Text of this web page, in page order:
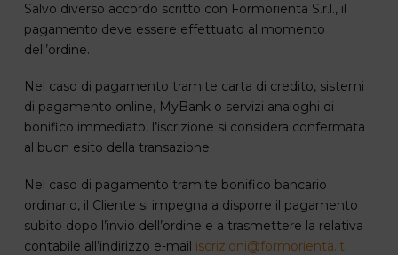
Salvo diverso accordo scritto con Formorienta S.r.l., il
pagamento deve essere effettuato al momento
dell’ordine.
Nel caso di pagamento tramite carta di credito, sistemi
di pagamento online, MyBank o servizi analoghi di
bonifico immediato, l’iscrizione si considera confermata
al buon esito della transazione.
Nel caso di pagamento tramite bonifico bancario
ordinario, il Cliente si impegna a disporre il pagamento
subito dopo l’invio dell’ordine e a trasmettere la relativa
contabile all’indirizzo e-mail iscrizioni@formorienta.it.